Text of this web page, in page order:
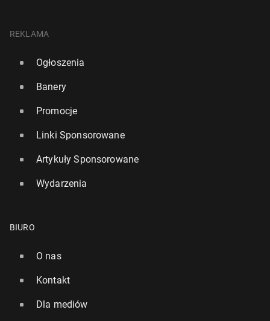
REKLAMA
Ogłoszenia
Banery
Promocje
Linki Sponsorowane
Artykuły Sponsorowane
Wydarzenia
BIURO
O nas
Kontakt
Dla mediów